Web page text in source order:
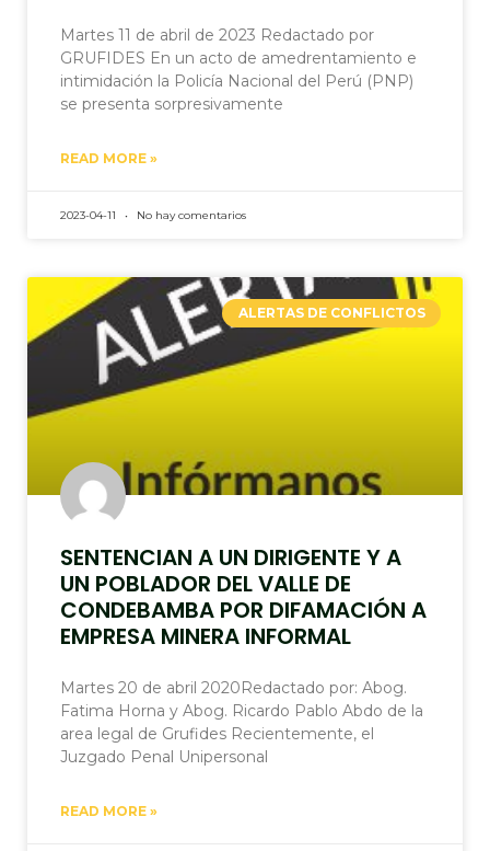
Martes 11 de abril de 2023 Redactado por
GRUFIDES En un acto de amedrentamiento e
intimidación la Policía Nacional del Perú (PNP)
se presenta sorpresivamente
READ MORE »
2023-04-11 No hay comentarios
ALERTAS DE CONFLICTOS
SENTENCIAN A UN DIRIGENTE Y A
UN POBLADOR DEL VALLE DE
CONDEBAMBA POR DIFAMACIÓN A
EMPRESA MINERA INFORMAL
Martes 20 de abril 2020Redactado por: Abog.
Fatima Horna y Abog. Ricardo Pablo Abdo de la
area legal de Grufides Recientemente, el
Juzgado Penal Unipersonal
READ MORE »